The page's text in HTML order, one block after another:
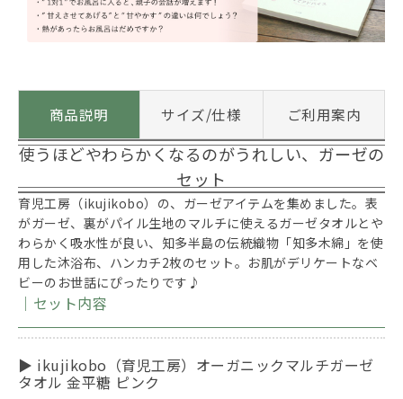
商品説明 サイズ/仕様 ご利用案内
使うほどやわらかくなるのがうれしい、ガーゼの
セット
育児工房（ikujikobo）の、ガーゼアイテムを集めました。表
がガーゼ、裏がパイル生地のマルチに使えるガーゼタオルとや
わらかく吸水性が良い、知多半島の伝統織物「知多木綿」を使
用した沐浴布、ハンカチ2枚のセット。お肌がデリケートなベ
ビーのお世話にぴったりです♪
｜セット内容
▶ ikujikobo（育児工房）オーガニックマルチガーゼ
タオル 金平糖 ピンク